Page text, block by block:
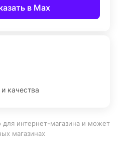
в Max
качества
для интернет-магазина и может
магазинах